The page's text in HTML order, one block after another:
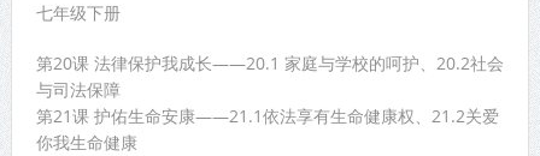
七年级下册
第20课 法律保护我成长——20.1 家庭与学校的呵护、20.2社会
与司法保障
第21课 护佑生命安康——21.1依法享有生命健康权、21.2关爱
你我生命健康